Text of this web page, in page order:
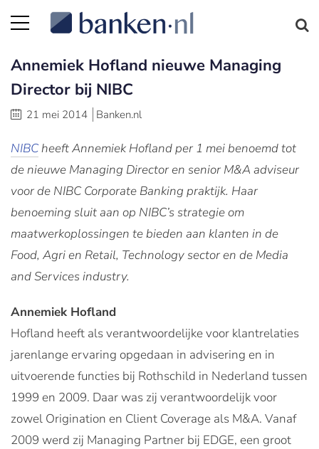
Annemiek Hofland nieuwe Managing
Director bij NIBC
21 mei 2014 Banken.nl
NIBCheeft Annemiek Hofland per 1 mei benoemd tot
de nieuwe Managing Director en senior M&A adviseur
voor de NIBC Corporate Banking praktijk. Haar
benoeming sluit aan op NIBC’s strategie om
maatwerkoplossingen te bieden aan klanten in de
Food, Agri en Retail, Technology sector en de Media
and Services industry.
Annemiek Hofland
Hofland heeft als verantwoordelijke voor klantrelaties
jarenlange ervaring opgedaan in advisering en in
uitvoerende functies bij Rothschild in Nederland tussen
1999 en 2009. Daar was zij verantwoordelijk voor
zowel Origination en Client Coverage als M&A. Vanaf
2009 werd zij Managing Partner bij EDGE, een groot